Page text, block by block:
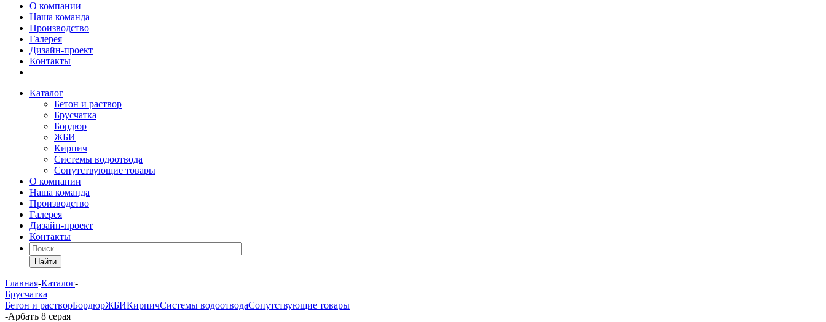
О компании
Наша команда
Производство
Галерея
Дизайн-проект
Контакты
Каталог
Бетон и раствор
Брусчатка
Бордюр
ЖБИ
Кирпич
Системы водоотвода
Сопутствующие товары
О компании
Наша команда
Производство
Галерея
Дизайн-проект
Контакты
Найти
Главная-Каталог-
Брусчатка
Бетон и растворБордюрЖБИКирпичСистемы водоотводаСопутствующие товары
-Арбатъ 8 серая